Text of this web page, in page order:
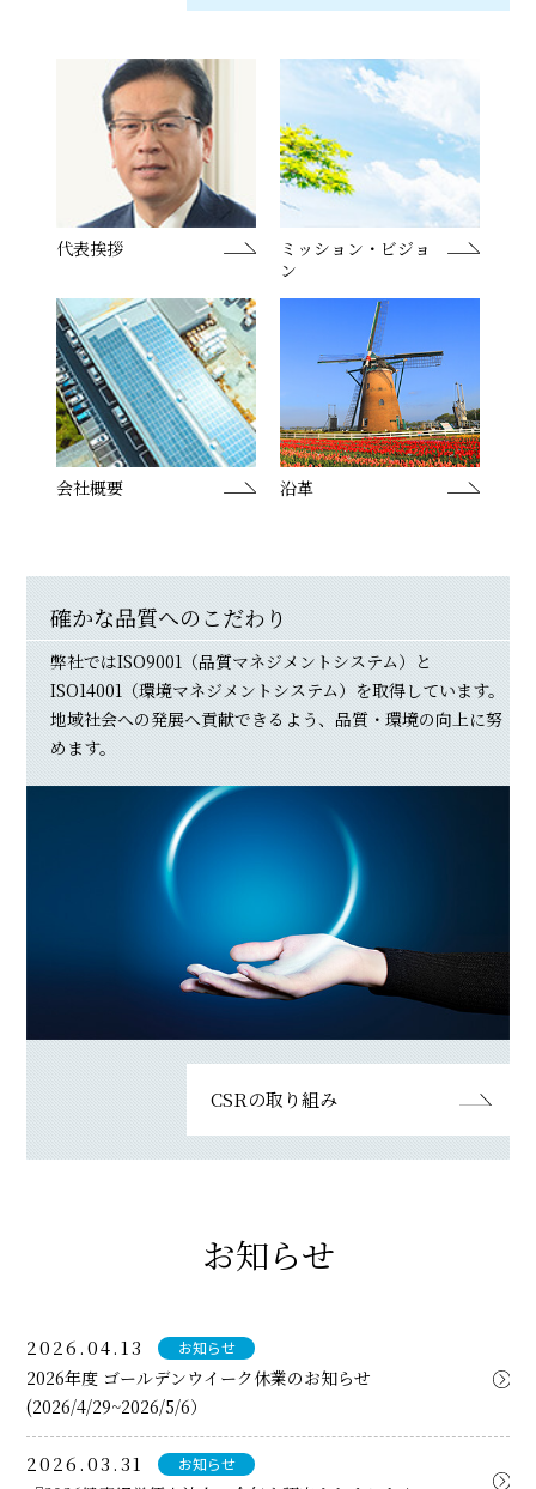
代表挨拶
ミッション・ビジョ
ン
会社概要 沿革
確かな品質へのこだわり
弊社ではISO9001（品質マネジメントシステム）と
ISO14001（環境マネジメントシステム）を取得しています。
地域社会への発展へ貢献できるよう、品質・環境の向上に努
めます。
CSRの取り組み
お知らせ
2026.04.13 お知らせ
2026年度 ゴールデンウイーク休業のお知らせ
(2026/4/29~2026/5/6）
2026.03.31 お知らせ